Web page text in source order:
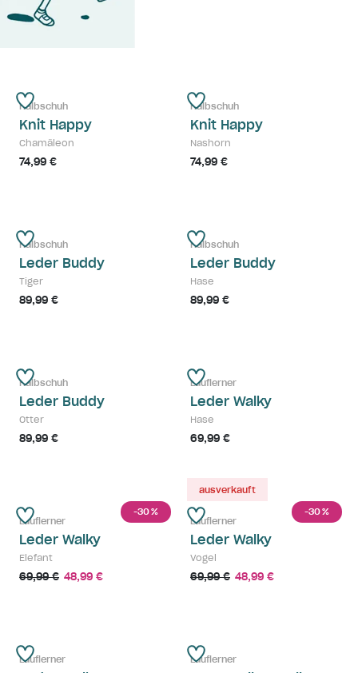
Halbschuh
Knit Happy
Chamäleon
74,99 €
Halbschuh
Knit Happy
Nashorn
74,99 €
Halbschuh
Leder Buddy
Tiger
89,99 €
Halbschuh
Leder Buddy
Hase
89,99 €
Halbschuh
Leder Buddy
Otter
89,99 €
Lauflerner
Leder Walky
Hase
69,99 €
-30%
Lauflerner
Leder Walky
Elefant
69,99 € 48,99 €
ausverkauft
-30%
Lauflerner
Leder Walky
Vogel
69,99 € 48,99 €
Lauflerner Lauflerner